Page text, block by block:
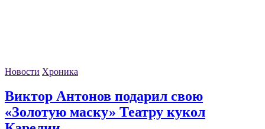
Новости Хроника
Виктор Антонов подарил свою
«Золотую маску» Театру кукол